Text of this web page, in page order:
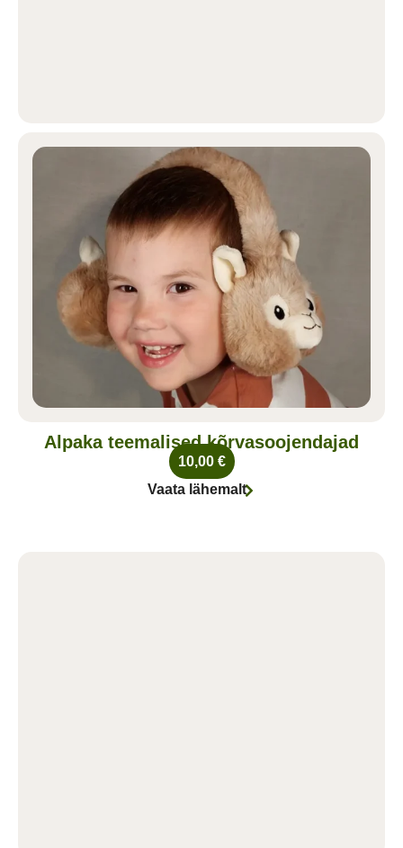
Alpaka teemalised kõrvasoojendajad
10,00 €
Vaata lähemalt